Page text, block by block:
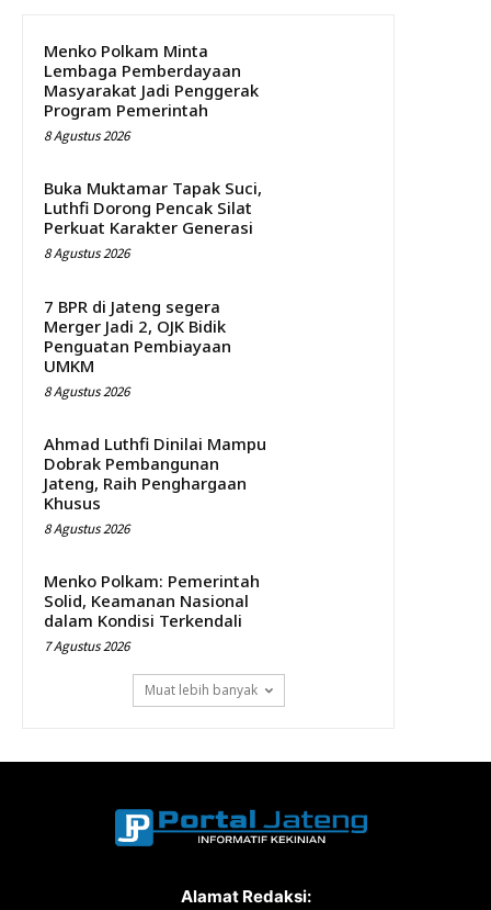
Menko Polkam Minta
Lembaga Pemberdayaan
Masyarakat Jadi Penggerak
Program Pemerintah
8 Agustus 2026
Buka Muktamar Tapak Suci,
Luthfi Dorong Pencak Silat
Perkuat Karakter Generasi
8 Agustus 2026
7 BPR di Jateng segera
Merger Jadi 2, OJK Bidik
Penguatan Pembiayaan
UMKM
8 Agustus 2026
Ahmad Luthfi Dinilai Mampu
Dobrak Pembangunan
Jateng, Raih Penghargaan
Khusus
8 Agustus 2026
Menko Polkam: Pemerintah
Solid, Keamanan Nasional
dalam Kondisi Terkendali
7 Agustus 2026
Muat lebih banyak
Alamat Redaksi: